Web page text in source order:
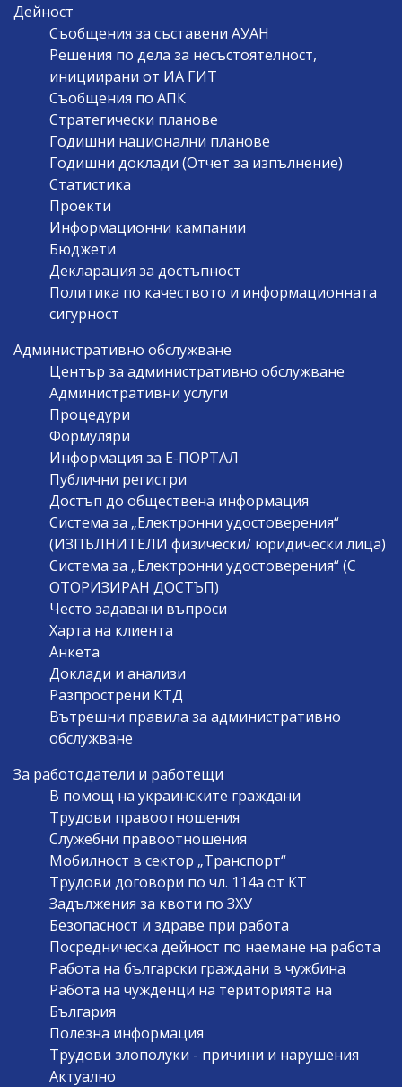
Дейност
Съобщения за съставени АУАН
Решения по дела за несъстоятелност,
инициирани от ИА ГИТ
Съобщения по АПК
Стратегически планове
Годишни национални планове
Годишни доклади (Отчет за изпълнение)
Статистика
Проекти
Информационни кампании
Бюджети
Декларация за достъпност
Политика по качеството и информационната
сигурност
Административно обслужване
Център за административно обслужване
Административни услуги
Процедури
Формуляри
Информация за Е-ПОРТАЛ
Публични регистри
Достъп до обществена информация
Система за „Електронни удостоверения“
(ИЗПЪЛНИТЕЛИ физически/ юридически лица)
Система за „Електронни удостоверения“ (С
ОТОРИЗИРАН ДОСТЪП)
Често задавани въпроси
Харта на клиента
Анкета
Доклади и анализи
Разпрострени КТД
Вътрешни правила за административно
обслужване
За работодатели и работещи
В помощ на украинските граждани
Трудови правоотношения
Служебни правоотношения
Мобилност в сектор „Транспорт“
Трудови договори по чл. 114а от КТ
Задължения за квоти по ЗХУ
Безопасност и здраве при работа
Посредническа дейност по наемане на работа
Работа на български граждани в чужбина
Работа на чужденци на територията на
България
Полезна информация
Трудови злополуки - причини и нарушения
Актуално